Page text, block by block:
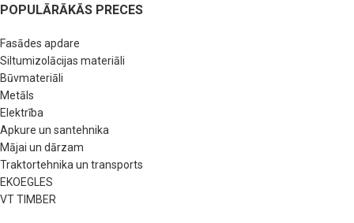
POPULĀRĀKĀS PRECES
Fasādes apdare
Siltumizolācijas materiāli
Būvmateriāli
Metāls
Elektrība
Apkure un santehnika
Mājai un dārzam
Traktortehnika un transports
EKOEGLES
VT TIMBER